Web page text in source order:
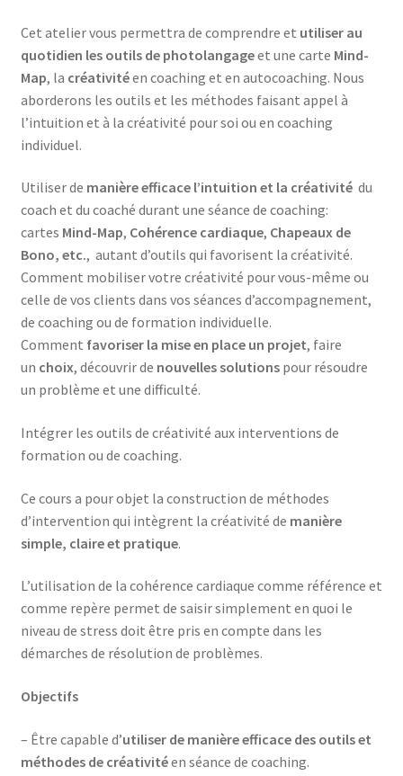
Cet atelier vous permettra de comprendre et utiliser au
quotidien les outils de photolangageet une carte Mind-
Map, la créativitéen coaching et en autocoaching. Nous
aborderons les outils et les méthodes faisant appel à
l’intuition et à la créativité pour soi ou en coaching
individuel.
Utiliser de manière efficace l’intuition et la créativité du
coach et du coaché durant une séance de coaching:
cartes Mind-Map, Cohérence cardiaque, Chapeaux de
Bono, etc., autant d’outils qui favorisent la créativité.
Comment mobiliser votre créativité pour vous-même ou
celle de vos clients dans vos séances d’accompagnement,
de coaching ou de formation individuelle.
Comment favoriser la mise en place un projet, faire
un choix, découvrir de nouvelles solutions pour résoudre
un problème et une difficulté.
Intégrer les outils de créativité aux interventions de
formation ou de coaching.
Ce cours a pour objet la construction de méthodes
d’intervention qui intègrent la créativité de manière
simple, claire et pratique.
L’utilisation de la cohérence cardiaque comme référence et
comme repère permet de saisir simplement en quoi le
niveau de stress doit être pris en compte dans les
démarches de résolution de problèmes.
Objectifs
– Être capable d’utiliser de manière efficace des outils et
méthodes de créativitéen séance de coaching.